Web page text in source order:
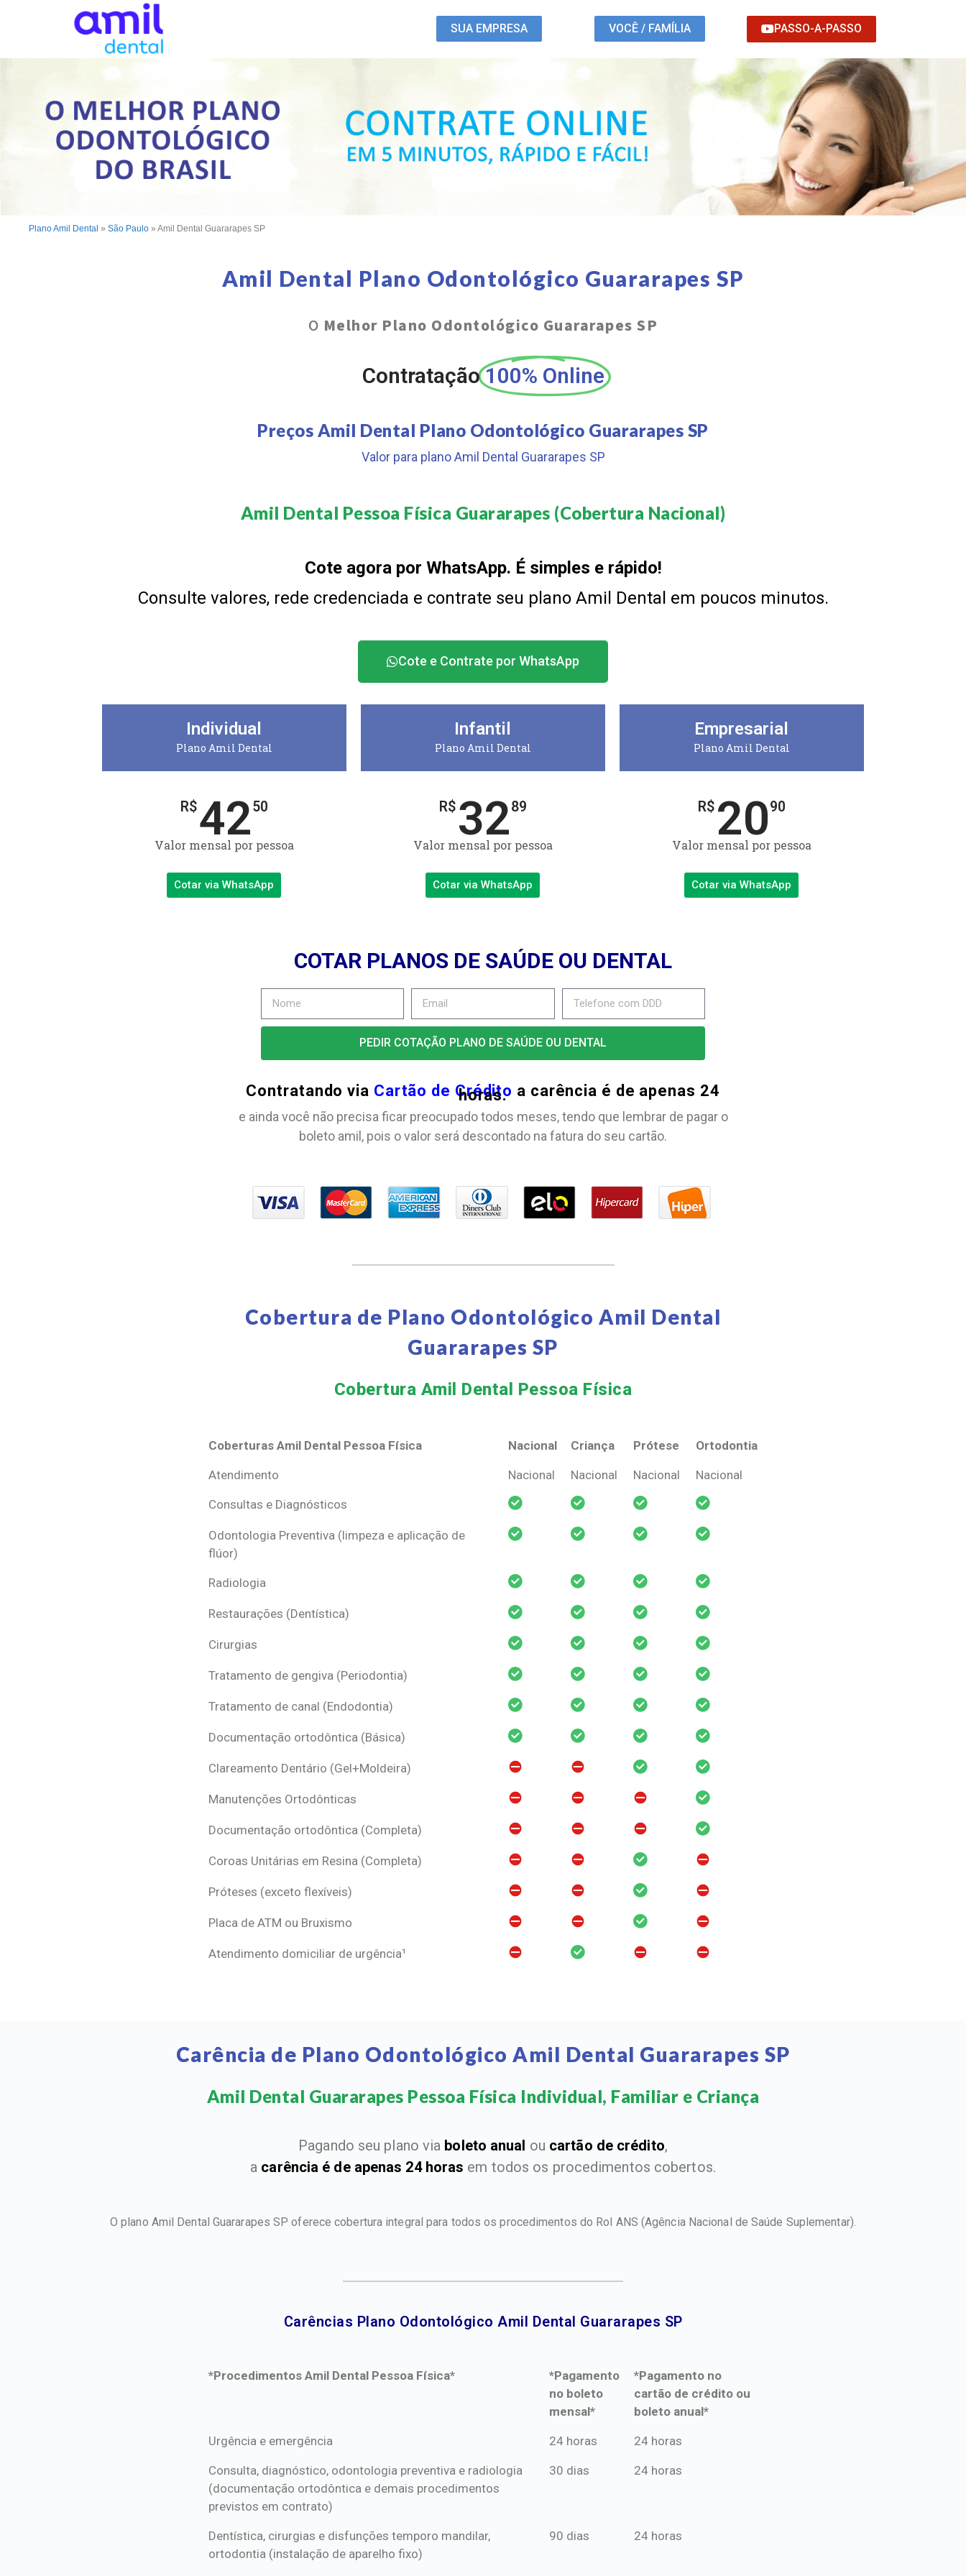
SUA EMPRESA VOCÊ / FAMÍLIA PASSO-A-PASSO
Plano Amil Dental » São Paulo » Amil Dental Guararapes SP
Amil Dental Plano Odontológico Guararapes SP
O Melhor Plano Odontológico Guararapes SP
Contratação 100% Online
Preços Amil Dental Plano Odontológico Guararapes SP
Valor para plano Amil Dental Guararapes SP
Amil Dental Pessoa Física Guararapes (Cobertura Nacional)​
Cote agora por WhatsApp. É simples e rápido!
Consulte valores, rede credenciada e contrate seu plano Amil Dental em poucos minutos.
Cote e Contrate por WhatsApp
Individual
Plano Amil Dental
R$4250
Valor mensal por pessoa
Cotar via WhatsApp
Infantil
Plano Amil Dental
R$ 3289
Valor mensal por pessoa
Cotar via WhatsApp
Empresarial
Plano Amil Dental
R$ 2090
Valor mensal por pessoa
Cotar via WhatsApp
COTAR PLANOS DE SAÚDE OU DENTAL
PEDIR COTAÇÃO PLANO DE SAÚDE OU DENTAL
Contratando via Cartão de Crédito a carência é de apenas 24
horas.
e ainda você não precisa ficar preocupado todos meses, tendo que lembrar de pagar o
boleto amil, pois o valor será descontado na fatura do seu cartão.
Cobertura de Plano Odontológico Amil Dental
Guararapes SP
Cobertura Amil Dental Pessoa Física​
Coberturas Amil Dental Pessoa Física Nacional Criança Prótese
Ortodontia
Coberturas Amil Dental Pessoa Física
Nacional Criança Prótese Ortodontia
Atendimento Nacional Nacional Nacional Nacional
Consultas e Diagnósticos
Odontologia Preventiva (limpeza e aplicação de
flúor)
Radiologia
Restaurações (Dentística)
Cirurgias
Tratamento de gengiva (Periodontia)
Tratamento de canal (Endodontia)
Documentação ortodôntica (Básica)
Clareamento Dentário (Gel+Moldeira)
Manutenções Ortodônticas
Documentação ortodôntica (Completa)
Coroas Unitárias em Resina (Completa)
Próteses (exceto flexíveis)
Placa de ATM ou Bruxismo
Atendimento domiciliar de urgência¹
Carência de Plano Odontológico Amil Dental Guararapes SP
Amil Dental Guararapes Pessoa Física Individual, Familiar e Criança​
Pagando seu plano via boleto anual ou cartão de crédito,
a carência é de apenas 24 horas em todos os procedimentos cobertos.
O plano Amil Dental Guararapes SP oferece cobertura integral para todos os procedimentos do Rol ANS (Agência Nacional de Saúde Suplementar).
Carências Plano Odontológico Amil Dental Guararapes SP​
*Procedimentos Amil Dental Pessoa Física*
*Pagamento
no boleto
mensal*
*Pagamento no
cartão de crédito ou
boleto anual*
*Procedimentos Amil Dental Pessoa Física*
*Pagamento
mensal*
*Pagamento no
boleto anual*
Urgência e emergência 24 horas 24 horas
Consulta, diagnóstico, odontologia preventiva e radiologia
(documentação ortodôntica e demais procedimentos
previstos em contrato)
30 dias 24 horas
Dentística, cirurgias e disfunções temporo mandilar,
ortodontia (instalação de aparelho fixo)
90 dias 24 horas